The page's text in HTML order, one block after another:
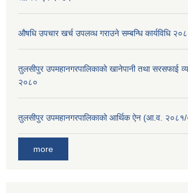
औषधि उपचार खर्च उपलव्ध गराउने सम्बन्धि कार्यविधि
तुलसीपुर उपमहानगरपालिकाको खानेपानी तथा सरसफाई
२०८०
तुलसीपुर उपमहानगरपालिकाको आर्थिक ऐन (आ.व.
more